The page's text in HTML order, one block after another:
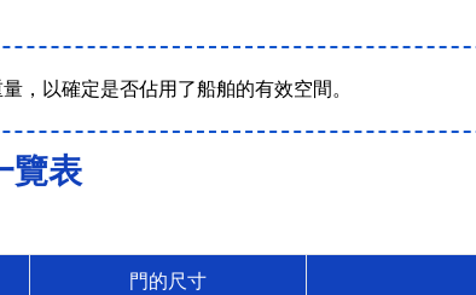
，以確定是否佔用了船舶的有效空間。
覽表
門的尺寸